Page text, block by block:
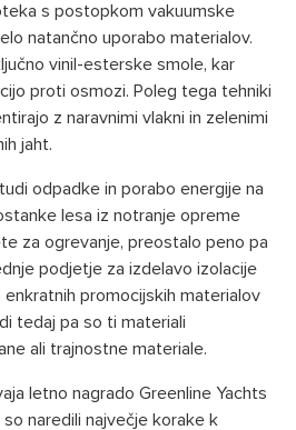
s postopkom vakuumske
natančno uporabo materialov.
vinil-esterske smole, kar
proti osmozi. Poleg tega tehniki
z naravnimi vlakni in zelenimi
jaht.
odpadke in porabo energije na
lesa iz notranje opreme
za ogrevanje, preostalo peno pa
podjetje za izdelavo izolacije
enkratnih promocijskih materialov
tedaj pa so ti materiali
ali trajnostne materiale.
letno nagrado Greenline Yachts
naredili največje korake k